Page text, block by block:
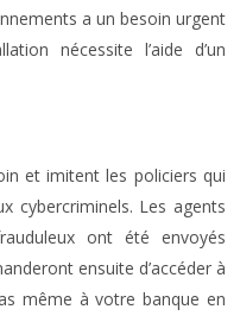
a un besoin urgent
nécessite l’aide d’un
et imitent les policiers qui
cybercriminels. Les agents
ont été envoyés
ensuite d’accéder à
même à votre banque en